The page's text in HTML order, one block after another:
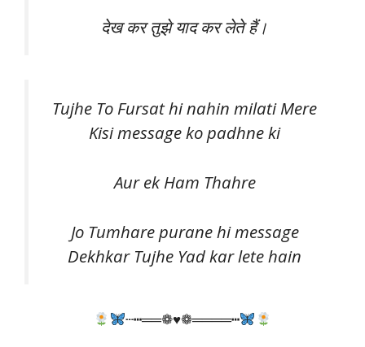
देख कर तुझे याद कर लेते हैं।
Tujhe To Fursat hi nahin milati Mere
Kisi message ko padhne ki
Aur ek Ham Thahre
Jo Tumhare purane hi message
Dekhkar Tujhe Yad kar lete hain
┄┅══❁♥❁════┅